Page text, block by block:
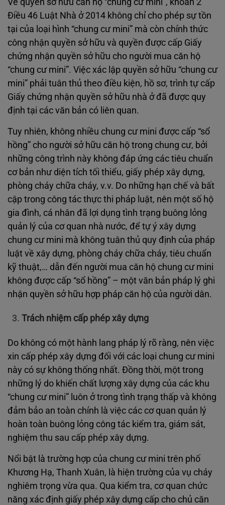
Điều 46 Luật Nhà ở 2014 không chỉ cho phép sự tồn
tại của loại hình “chung cư mini” mà còn chính thức
công nhận quyền sở hữu và quyền được cấp Giấy
chứng nhận quyền sở hữu cho người mua căn hộ
“chung cư mini”. Việc xác lập quyền sở hữu “chung cư
mini” phải tuân thủ theo điều kiện, hồ sơ, trình tự cấp
Giấy chứng nhận quyền sở hữu nhà ở đã được quy
định tại các văn bản có liên quan.
Tuy nhiên, không nhiều chung cư mini được cấp “sổ
hồng” cho người sở hữu căn hộ trong chung cư, bởi
những công trình này không đáp ứng các tiêu chuẩn
cơ bản như diện tích tối thiểu, giấy phép xây dựng,
phòng cháy chữa cháy, v.v. Do những hạn chế và bất
cập trong công tác thực thi pháp luật, nên một số hộ
gia đình, cá nhân đã lợi dụng tình trạng buông lỏng
quản lý của cơ quan nhà nước, để tự ý xây dựng
chung cư mini mà không tuân thủ quy định của pháp
luật về xây dựng, phòng cháy chữa cháy, tiêu chuẩn
kỹ thuật,… dẫn đến người mua căn hộ chung cư mini
không được cấp “sổ hồng” – một văn bản pháp lý ghi
nhận quyền sở hữu hợp pháp căn hộ của người dân.
Trách nhiệm cấp phép xây dựng
Do không có một hành lang pháp lý rõ ràng, nên việc
xin cấp phép xây dựng đối với các loại chung cư mini
này có sự không thống nhất. Đồng thời, một trong
những lý do khiến chất lượng xây dựng của các khu
“chung cư mini” luôn ở trong tình trạng thấp và không
đảm bảo an toàn chính là việc các cơ quan quản lý
hoàn toàn buông lỏng công tác kiểm tra, giám sát,
nghiệm thu sau cấp phép xây dựng.
Nổi bật là trường hợp của chung cư mini trên phố
Khương Hạ, Thanh Xuân, là hiện trường của vụ cháy
nghiêm trọng vừa qua. Qua kiểm tra, cơ quan chức
năng xác định giấy phép xây dựng cấp cho chủ căn